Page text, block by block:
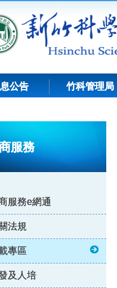
公告 竹科管理局
服務
服務e網通
法規
專區
及人培